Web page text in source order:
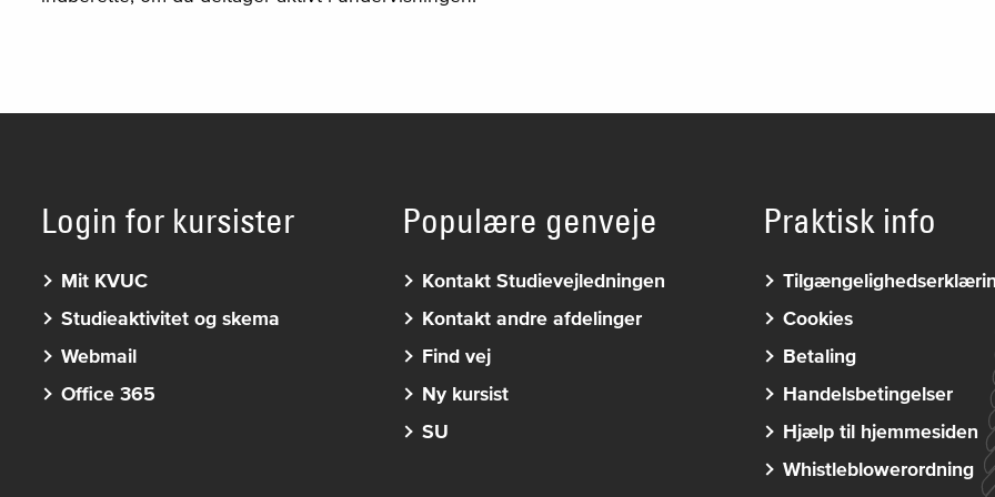
Login for kursister
Mit KVUC
Studieaktivitet og skema
Webmail
Office 365
Populære genveje
Kontakt Studievejledningen
Kontakt andre afdelinger
Find vej
Ny kursist
SU
Praktisk info
Cookies
Betaling
Handelsbetingelser
Hjælp til hjemmesiden
Whistleblowerordning